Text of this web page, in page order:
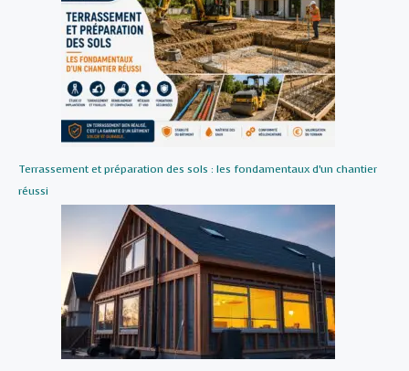
Terrassement et préparation des sols : les fondamentaux d’un chantier
réussi